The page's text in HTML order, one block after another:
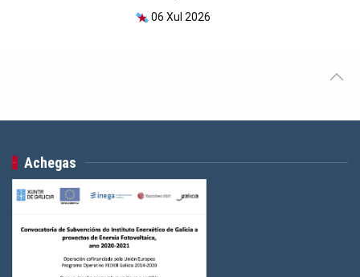
06 Xul 2026
Achegas